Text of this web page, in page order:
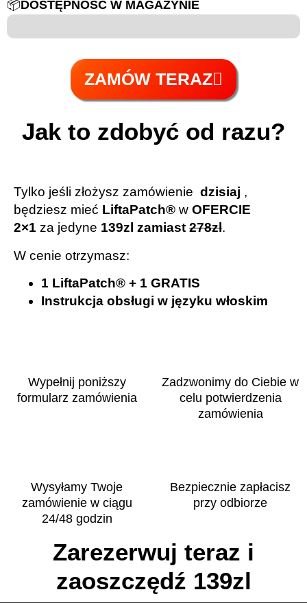
📦DOSTĘPNOŚĆ W MAGAZYNIE
ZAMÓW TERAZ
Jak to zdobyć od razu?
Tylko jeśli złożysz zamówienie dzisiaj ,
będziesz mieć LiftaPatch® w OFERCIE
2×1 za jedyne 139zl zamiast 278zl.
W cenie otrzymasz:
1 LiftaPatch®️ + 1 GRATIS
Instrukcja obsługi w języku włoskim
Wypełnij poniższy
formularz zamówienia
Zadzwonimy do Ciebie w
celu potwierdzenia
zamówienia
Wysyłamy Twoje
zamówienie w ciągu
24/48 godzin
Bezpiecznie zapłacisz
przy odbiorze
Zarezerwuj teraz i
zaoszczędź 139zl